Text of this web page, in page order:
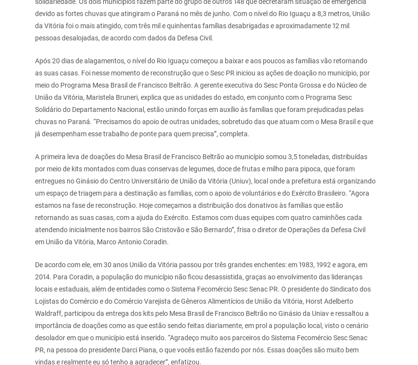
devido as fortes chuvas que atingiram o Paraná no mês de junho. Com o nível do Rio Iguaçu a 8,3 metros, União
da Vitória foi o mais atingido, com três mil e quinhentas famílias desabrigadas e aproximadamente 12 mil
pessoas desalojadas, de acordo com dados da Defesa Civil.
Após 20 dias de alagamentos, o nível do Rio Iguaçu começou a baixar e aos poucos as famílias vão retornando
as suas casas. Foi nesse momento de reconstrução que o Sesc PR iniciou as ações de doação no município, por
meio do Programa Mesa Brasil de Francisco Beltrão. A gerente executiva do Sesc Ponta Grossa e do Núcleo de
União da Vitória, Maristela Bruneri, explica que as unidades do estado, em conjunto com o Programa Sesc
Solidário do Departamento Nacional, estão unindo forças em auxílio às famílias que foram prejudicadas pelas
chuvas no Paraná. “Precisamos do apoio de outras unidades, sobretudo das que atuam com o Mesa Brasil e que
já desempenham esse trabalho de ponte para quem precisa”, completa.
A primeira leva de doações do Mesa Brasil de Francisco Beltrão ao município somou 3,5 toneladas, distribuídas
por meio de kits montados com duas conservas de legumes, doce de frutas e milho para pipoca, que foram
entregues no Ginásio do Centro Universitário de União da Vitória (Uniuv), local onde a prefeitura está organizando
um espaço de triagem para a destinação as famílias, com o apoio de voluntários e do Exército Brasileiro. “Agora
estamos na fase de reconstrução. Hoje começamos a distribuição dos donativos às famílias que estão
retornando as suas casas, com a ajuda do Exército. Estamos com duas equipes com quatro caminhões cada
atendendo inicialmente nos bairros São Cristovão e São Bernardo”, frisa o diretor de Operações da Defesa Civil
em União da Vitória, Marco Antonio Coradin.
De acordo com ele, em 30 anos União da Vitória passou por três grandes enchentes: em 1983, 1992 e agora, em
2014. Para Coradin, a população do município não ficou desassistida, graças ao envolvimento das lideranças
locais e estaduais, além de entidades como o Sistema Fecomércio Sesc Senac PR. O presidente do Sindicato dos
Lojistas do Comércio e do Comércio Varejista de Gêneros Alimentícios de União da Vitória, Horst Adelberto
Waldraff, participou da entrega dos kits pelo Mesa Brasil de Francisco Beltrão no Ginásio da Uniav e ressaltou a
importância de doações como as que estão sendo feitas diariamente, em prol a população local, visto o cenário
desolador em que o município está inserido. “Agradeço muito aos parceiros do Sistema Fecomércio Sesc Senac
PR, na pessoa do presidente Darci Piana, o que vocês estão fazendo por nós. Essas doações são muito bem
vindas e realmente eu só tenho a agradecer”, enfatizou.